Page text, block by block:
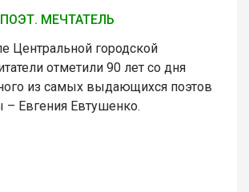
МЕЧТАТЕЛЬ
Центральной городской
отметили 90 лет со дня
из самых выдающихся поэтов
– Евгения Евтушенко.